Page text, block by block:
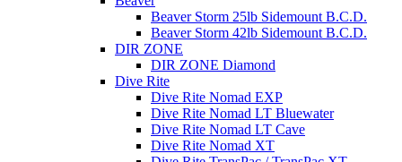
Beaver Storm 25lb Sidemount B.C.D.
Beaver Storm 42lb Sidemount B.C.D.
DIR ZONE
DIR ZONE Diamond
Dive Rite
Dive Rite Nomad EXP
Dive Rite Nomad LT Bluewater
Dive Rite Nomad LT Cave
Dive Rite Nomad XT